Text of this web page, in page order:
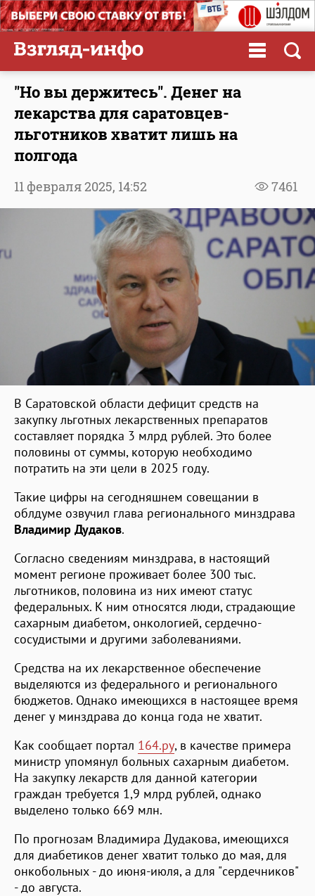
"Но вы держитесь". Денег на
лекарства для саратовцев-
льготников хватит лишь на
полгода
7461
11 февраля 2025, 14:52
В Саратовской области дефицит средств на
закупку льготных лекарственных препаратов
составляет порядка 3 млрд рублей. Это более
половины от суммы, которую необходимо
потратить на эти цели в 2025 году.
Такие цифры на сегодняшнем совещании в
облдуме озвучил глава регионального минздрава
Владимир Дудаков.
Согласно сведениям минздрава, в настоящий
момент регионе проживает более 300 тыс.
льготников, половина из них имеют статус
федеральных. К ним относятся люди, страдающие
сахарным диабетом, онкологией, сердечно-
сосудистыми и другими заболеваниями.
Средства на их лекарственное обеспечение
выделяются из федерального и регионального
бюджетов. Однако имеющихся в настоящее время
денег у минздрава до конца года не хватит.
Как сообщает портал 164.ру, в качестве примера
министр упомянул больных сахарным диабетом.
На закупку лекарств для данной категории
граждан требуется 1,9 млрд рублей, однако
выделено только 669 млн.
По прогнозам Владимира Дудакова, имеющихся
для диабетиков денег хватит только до мая, для
онкобольных - до июня-июля, а для "сердечников"
- до августа.